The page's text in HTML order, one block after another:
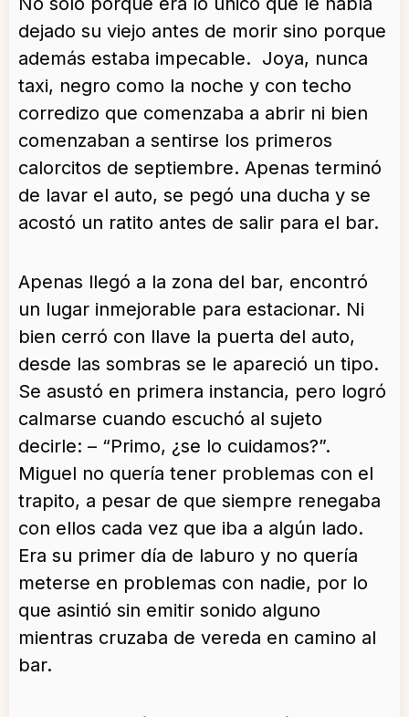
dejado su viejo antes de morir sino porque
además estaba impecable. Joya, nunca
taxi, negro como la noche y con techo
corredizo que comenzaba a abrir ni bien
comenzaban a sentirse los primeros
calorcitos de septiembre. Apenas terminó
de lavar el auto, se pegó una ducha y se
acostó un ratito antes de salir para el bar.
Apenas llegó a la zona del bar, encontró
un lugar inmejorable para estacionar. Ni
bien cerró con llave la puerta del auto,
desde las sombras se le apareció un tipo.
Se asustó en primera instancia, pero logró
calmarse cuando escuchó al sujeto
decirle: – “Primo, ¿se lo cuidamos?”.
Miguel no quería tener problemas con el
trapito, a pesar de que siempre renegaba
con ellos cada vez que iba a algún lado.
Era su primer día de laburo y no quería
meterse en problemas con nadie, por lo
que asintió sin emitir sonido alguno
mientras cruzaba de vereda en camino al
bar.